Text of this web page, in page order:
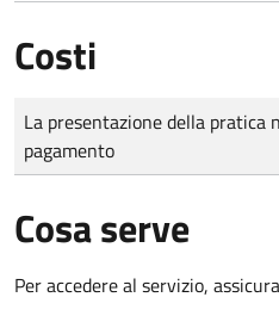
Costi
Tipo di pagamento
Importo
La presentazione della pratica
pagamento
Cosa serve
Per accedere al servizio,